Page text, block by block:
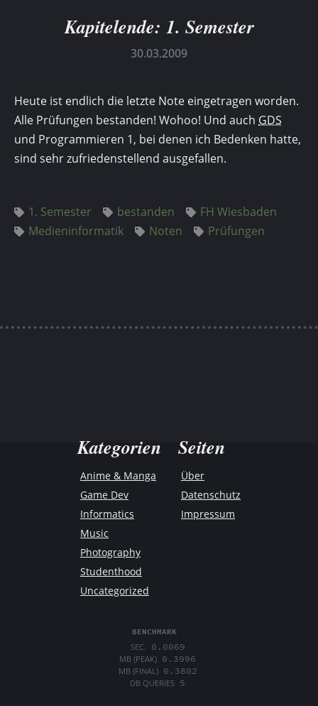
Kapitelende: 1. Semester
30.03.2009
Heute ist endlich die letzte Note eingetragen worden.
Alle Prüfungen bestanden! Wohoo! Und auch GDS
und Programmieren 1, bei denen ich Bedenken hatte,
sind sehr zufriedenstellend ausgefallen.
1. Semester bestanden
FH Wiesbaden
Medieninformatik
Noten Prüfungen
Kategorien
Anime & Manga
Game Dev
Informatics
Music
Photography
Studenthood
Uncategorized
Seiten
Über
Datenschutz
Impressum
BENCHMARK
SEC. 0.0069
MB (PEAK) 0.3996
MB (FINAL) 0.3802
DB QUERIES 5